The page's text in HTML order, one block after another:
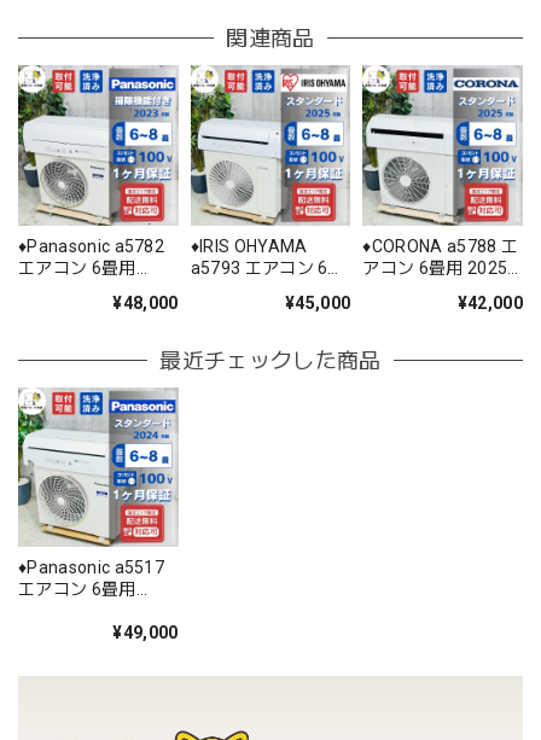
関連商品
♦️Panasonic a5782
エアコン 6畳用
¥48,000
♦️IRIS OHYAMA
a5793 エアコン 6畳
¥45,000
♦️CORONA a5788 エ
アコン 6畳用 2025
¥42,000
最近チェックした商品
♦️Panasonic a5517
エアコン 6畳用
¥49,000